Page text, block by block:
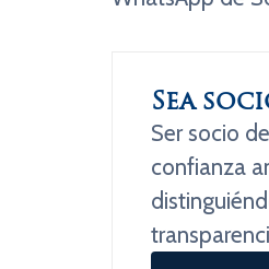
Sea
Ser socio
confianza